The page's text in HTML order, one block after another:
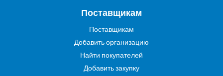
Поставщикам
Поставщикам
Добавить организацию
Найти покупателей
Добавить закупку